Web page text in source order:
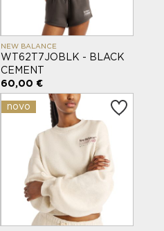
NEW BALANCE
WT62T7JOBLK - BLACK
CEMENT
60,00 €
novo